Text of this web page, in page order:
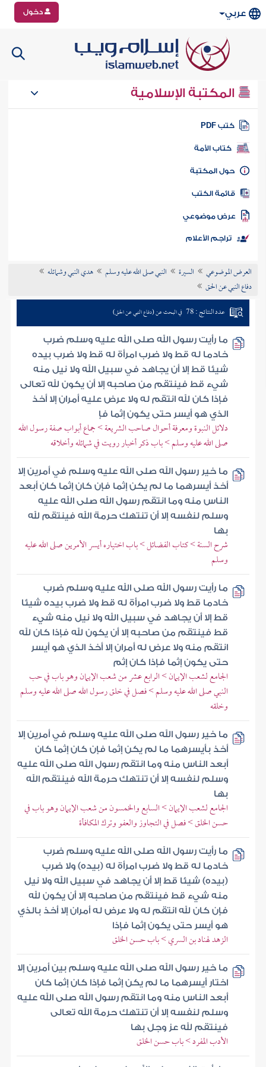
عربي دخول
المكتبة الإسلامية
كتب PDF
كتاب الأمة
المكتبة
الكتب
موضوعي
تراجم الأعلام
العرض الموضوعي السيرة النبي صلى الله عليه وسلم
هدي النبي وشمائله
دفاع النبي عن الحق
عدد النتائج : 78 في البحث عن (دفاع النبي عن الحق)
ما رأيت رسول الله صلى الله عليه وسلم ضرب
خادما له قط ولا ضرب امرأة له قط ولا ضرب بيده
شيئا قط إلا أن يجاهد في سبيل الله ولا نيل منه
شيء قط فينتقم من صاحبه إلا أن يكون لله تعالى
فإذا كان لله انتقم له ولا عرض عليه أمران إلا أخذ
الذي هو أيسر حتى يكون إثما فإ
دلائل النبوة ومعرفة أحوال صاحب الشريعة > جماع أبواب صفة رسول الله
صلى الله عليه وسلم > باب ذكر أخبار رويت في شمائله وأخلاقه
ما خير رسول الله صلى الله عليه وسلم في أمرين إلا
أخذ أيسرهما ما لم يكن إثما فإن كان إثما كان أبعد
الناس منه وما انتقم رسول الله صلى الله عليه
وسلم لنفسه إلا أن تنتهك حرمة الله فينتقم لله
بها
شرح السنة > كتاب الفضائل > باب اختياره أيسر الأمرين صلى الله عليه
وسلم
ما رأيت رسول الله صلى الله عليه وسلم ضرب
خادما قط ولا ضرب امرأة له قط ولا ضرب بيده شيئا
قط إلا أن يجاهد في سبيل الله ولا نيل منه شيء
قط فينتقم من صاحبه إلا أن يكون لله فإذا كان لله
انتقم منه ولا عرض له أمران إلا أخذ الذي هو أيسر
حتى يكون إثما فإذا كان إثم
الجامع لشعب الإيمان > الرابع عشر من شعب الإيمان وهو باب في حب
النبي صلى الله عليه وسلم > فصل في خلق رسول الله صلى الله عليه وسلم
وخلقه
ما خير رسول الله صلى الله عليه وسلم في أمرين إلا
أخذ بأيسرهما ما لم يكن إثما فإن كان إثما كان
أبعد الناس منه وما انتقم رسول الله صلى الله عليه
وسلم لنفسه إلا أن تنتهك حرمة الله فينتقم الله
بها
الجامع لشعب الإيمان > السابع والخمسون من شعب الإيمان وهو باب في
حسن الخلق > فصل في التجاوز والعفو وترك المكافأة
ما رأيت رسول الله صلى الله عليه وسلم ضرب
خادما له قط ولا ضرب امرأة له (بيده) ولا ضرب
(بيده) شيئا قط إلا أن يجاهد في سبيل الله ولا نيل
منه شيء قط فينتقم من صاحبه إلا أن يكون لله
فإن كان لله انتقم له ولا عرض له أمران إلا أخذ بالذي
هو أيسر حتى يكون إثما فإذا
الزهد لهناد بن السري > باب حسن الخلق
ما خير رسول الله صلى الله عليه وسلم بين أمرين إلا
اختار أيسرهما ما لم يكن إثما فإذا كان إثما كان
أبعد الناس منه وما انتقم رسول الله صلى الله عليه
وسلم لنفسه إلا أن تنتهك حرمة الله تعالى
فينتقم لله عز وجل بها
الأدب المفرد > باب حسن الخلق